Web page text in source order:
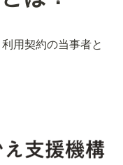
利用契約の当事者と